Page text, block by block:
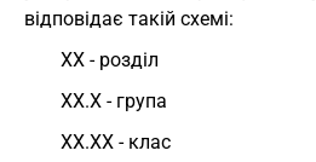
відповідає такій схемі:
ХХ - розділ
ХХ.Х - група
ХХ.ХХ - клас